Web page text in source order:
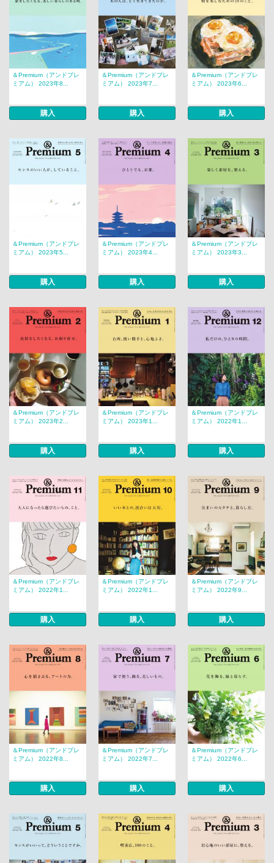
＆Premium（アンドプレ
ミアム） 2023年8...
購入
＆Premium（アンドプレ
ミアム） 2023年7...
購入
＆Premium（アンドプレ
ミアム） 2023年6...
購入
＆Premium（アンドプレ
ミアム） 2023年5...
購入
＆Premium（アンドプレ
ミアム） 2023年4...
購入
＆Premium（アンドプレ
ミアム） 2023年3...
購入
＆Premium（アンドプレ
ミアム） 2023年2...
購入
＆Premium（アンドプレ
ミアム） 2023年1...
購入
＆Premium（アンドプレ
ミアム） 2022年1...
購入
＆Premium（アンドプレ
ミアム） 2022年1...
購入
＆Premium（アンドプレ
ミアム） 2022年1...
購入
＆Premium（アンドプレ
ミアム） 2022年9...
購入
＆Premium（アンドプレ
ミアム） 2022年8...
購入
＆Premium（アンドプレ
ミアム） 2022年7...
購入
＆Premium（アンドプレ
ミアム） 2022年6...
購入